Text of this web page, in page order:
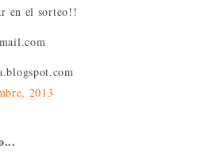
en el sorteo!!
2013